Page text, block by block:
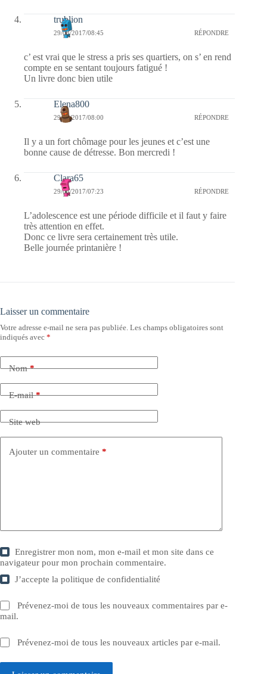
trublion
29/03/2017/08:45 RÉPONDRE
c’ est vrai que le stress a pris ses quartiers, on s’ en rend
compte en se sentant toujours fatigué !
Un livre donc bien utile
Elena800
29/03/2017/08:00 RÉPONDRE
Il y a un fort chômage pour les jeunes et c’est une
bonne cause de détresse. Bon mercredi !
Clara65
29/03/2017/07:23 RÉPONDRE
L’adolescence est une période difficile et il faut y faire
très attention en effet.
Donc ce livre sera certainement très utile.
Belle journée printanière !
Laisser un commentaire
Votre adresse e-mail ne sera pas publiée. Les champs obligatoires sont
indiqués avec *
Nom*
E-mail*
Site web
Ajouter un commentaire *
Enregistrer mon nom, mon e-mail et mon site dans ce
navigateur pour mon prochain commentaire.
J’accepte lapolitique de confidentialité
Prévenez-moi de tous les nouveaux commentaires par e-
mail.
Prévenez-moi de tous les nouveaux articles par e-mail.